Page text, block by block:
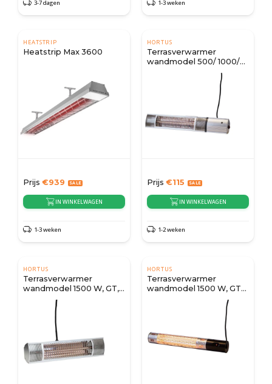
3-7 dagen 1-3 weken
HEATSTRIP
Heatstrip Max 3600
Prijs €939
IN WINKELWAGEN
1-3 weken
HORTUS
Terrasverwarmer
wandmodel 500/ 1000/
Prijs €115
IN WINKELWAGEN
1-2 weken
HORTUS
Terrasverwarmer
wandmodel 1500 W, GT,
Ø51 cm - Zilver
HORTUS
Terrasverwarmer
wandmodel 1500 W, GT
met afstandsbediening